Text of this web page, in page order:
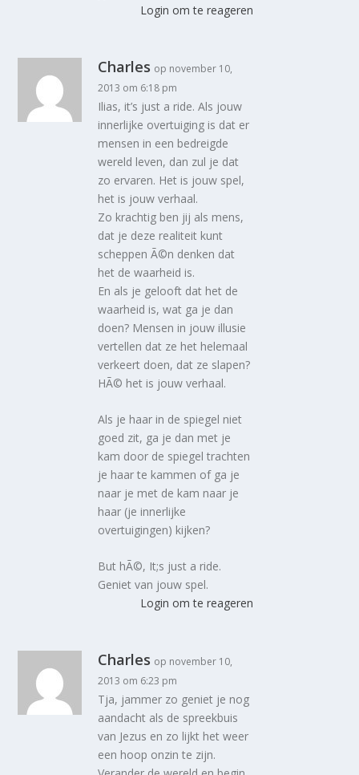
Login om te reageren
Charles op november 10,
2013 om 6:18 pm
Ilias, it’s just a ride. Als jouw
innerlijke overtuiging is dat er
mensen in een bedreigde
wereld leven, dan zul je dat
zo ervaren. Het is jouw spel,
het is jouw verhaal.
Zo krachtig ben jij als mens,
dat je deze realiteit kunt
scheppen Ã©n denken dat
het de waarheid is.
En als je gelooft dat het de
waarheid is, wat ga je dan
doen? Mensen in jouw illusie
vertellen dat ze het helemaal
verkeert doen, dat ze slapen?
HÃ© het is jouw verhaal.
Als je haar in de spiegel niet
goed zit, ga je dan met je
kam door de spiegel trachten
je haar te kammen of ga je
naar je met de kam naar je
haar (je innerlijke
overtuigingen) kijken?
But hÃ©, It;s just a ride.
Geniet van jouw spel.
Login om te reageren
Charles op november 10,
2013 om 6:23 pm
Tja, jammer zo geniet je nog
aandacht als de spreekbuis
van Jezus en zo lijkt het weer
een hoop onzin te zijn.